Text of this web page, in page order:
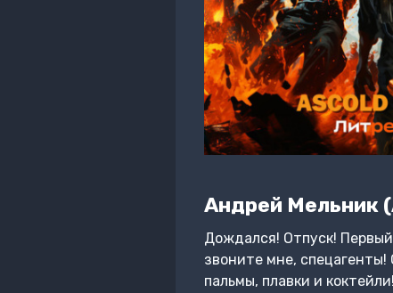
Андрей Мельник
Дождался! Отпуск!
звоните мне,
пальмы, плавки и